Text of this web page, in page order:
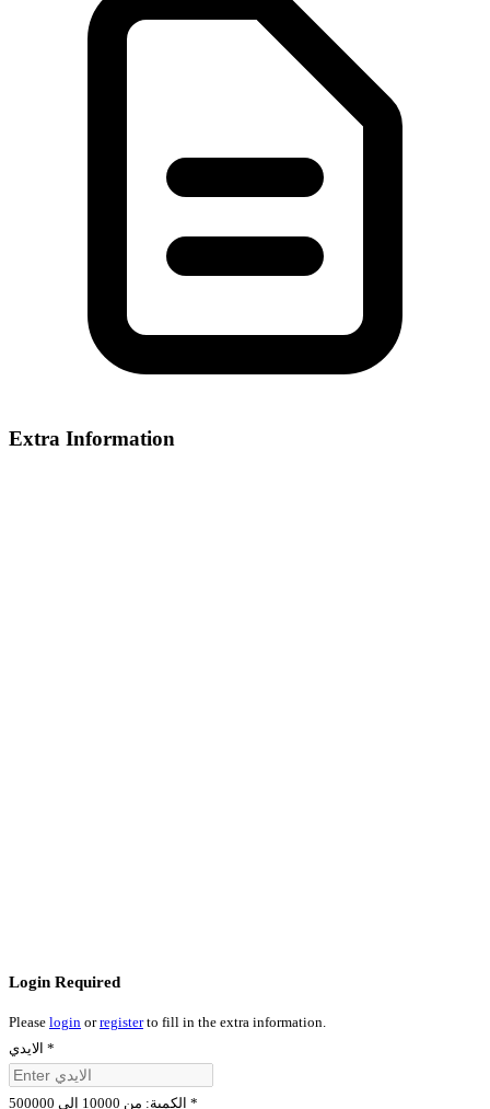
Extra Information
Login Required
Please login orregisterto fill in the extra information.
*
*